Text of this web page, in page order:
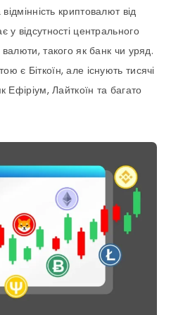
криптовалют від
у відсутності центрального
такого як банк чи уряд.
є Біткоїн, але існують тисячі
Ефіріум, Лайткоїн та багато